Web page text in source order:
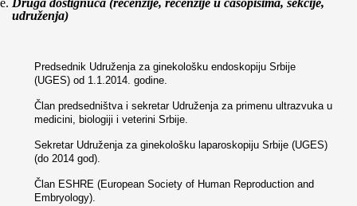
Druga dostignuća (recenzije, recenzije u časopisima, sekcije,
udruženja)
Predsednik Udruženja za ginekološku endoskopiju Srbije
(UGES) od 1.1.2014. godine.
Član predsedništva i sekretar Udruženja za primenu ultrazvuka u
medicini, biologiji i veterini Srbije.
Sekretar Udruženja za ginekološku laparoskopiju Srbije (UGES)
(do 2014 god).
Član ESHRE (European Society of Human Reproduction and
Embryology).